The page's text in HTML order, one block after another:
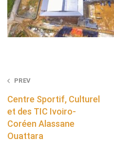
Post
navigation
PREV
Centre Sportif, Culturel
et des TIC Ivoiro-
Coréen Alassane
Ouattara